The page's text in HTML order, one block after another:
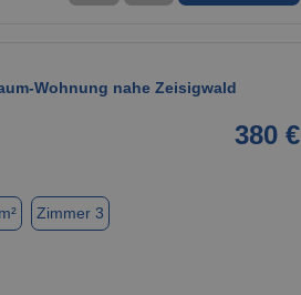
Wohnung nahe Zeisigwald
380 €
Zimmer 3